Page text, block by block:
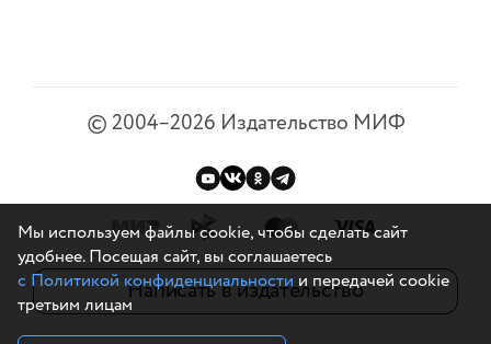
©2004–2026 Издательство МИФ
Написать в издательство
Мы используем файлы cookie, чтобы сделать сайт
удобнее. Посещая сайт, вы соглашаетесь
с Политикой конфиденциальностии передачей cookie
третьим лицам